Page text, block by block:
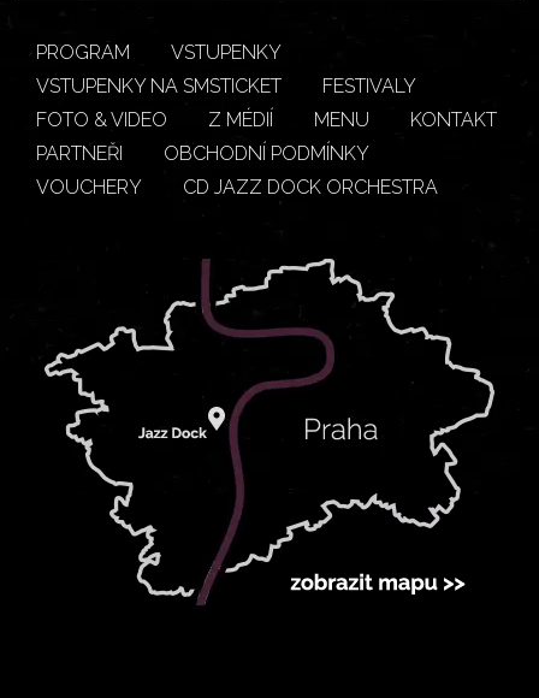
PROGRAM
VSTUPENKY
VSTUPENKY NA SMSTICKET
FESTIVALY
FOTO & VIDEO
Z MÉDIÍ MENU
KONTAKT
PARTNEŘI
OBCHODNÍ PODMÍNKY
VOUCHERY
CD JAZZ DOCK ORCHESTRA